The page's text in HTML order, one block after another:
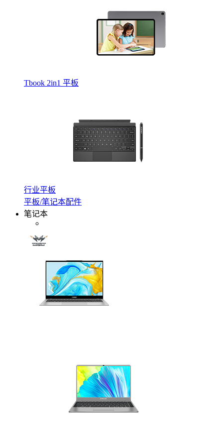
Tbook 2in1 平板
行业平板
平板/笔记本配件
笔记本